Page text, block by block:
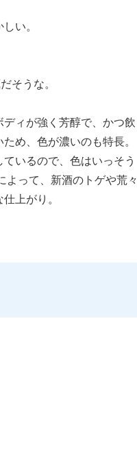
い。
そうな。
ィが強く芳醇で、かつ飲
め、色が濃いのも特長。
いるので、色はいっそう
よって、新酒のトゲや荒々
上がり。